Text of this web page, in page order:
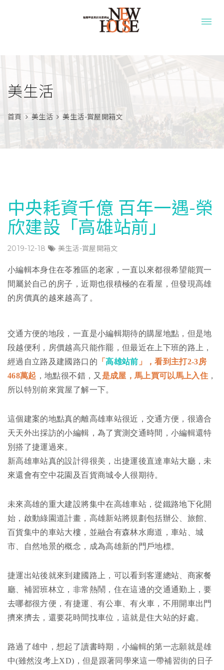
美生活
首頁 美生活 美生活-賞屋開箱文
中央耗資千億 百年一遇-榮
欣建設「高雄站前」
2019-12-18 美生活-賞屋開箱文
小編輯本身住在苓雅區的老家，一直以來都很希望能買一
間屬於自己的房子，近期也很積極的在看屋，但發現高雄
的房價真的越來越高了。
交通方便的地段，一直是小編輯期待的購屋地點，但是地
段越便利，房價越高只能作罷，但最近在上下班的路上，
經過自立路及建國路口的 「高雄站前 」，看到主打2-3房
468萬起 ，地點很不錯，又 是成屋，馬上買可以馬上入住 ，
所以特別前來賞屋了解一下。
這個建案的地點真的離高雄車站很近，交通方便，很適合
天天外出採訪的小編輯，為了實測交通時間，小編輯還特
別搭了捷運過來。
新高雄車站真的設計得很美，出捷運後直達車站大廳，未
來還會有空中花園及百貨商城令人很期待。
未來高雄的重大建設將集中在高雄車站，從鐵路地下化開
始，啟動綠園道計畫，高雄新站將規劃包括辦公、旅館、
百貨集中的車站大樓，並融合有森林水廊道，車站、城
市、自然地景的概念，成為高雄新的門戶地標。
捷運出站後就來到建國路上，可以看到客運總站、商家餐
廳、補習班林立，非常熱鬧，住在這邊的交通通勤上，要
去哪都很方便，有捷運、有公車、有火車，不用開車出門
擠來擠去，還要花時間找車位，這就是住大站的好處。
路過了雄中，想起了讀書時期，小編輯的第一志願就是雄
中(雖然沒考上XD)，但是跟著同學來這一帶補習街的日子